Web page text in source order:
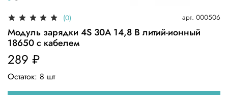
(0) арт. 000506
Модуль зарядки 4S 30A 14,8 В литий-ионный
18650 с кабелем
289 ₽
Остаток: 8 шт